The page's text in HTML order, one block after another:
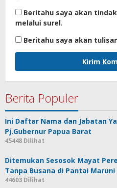
Beritahu saya akan
melalui surel.
Beritahu saya akan
Berita Populer
Ini Daftar Nama dan Jabatan
Pj.Gubernur Papua Barat
45448 Dilihat
Ditemukan Sesosok Mayat
Tanpa Busana di Pantai Maruni
44603 Dilihat